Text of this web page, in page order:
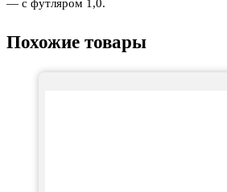
— с футляром 1,0.
Похожие товары